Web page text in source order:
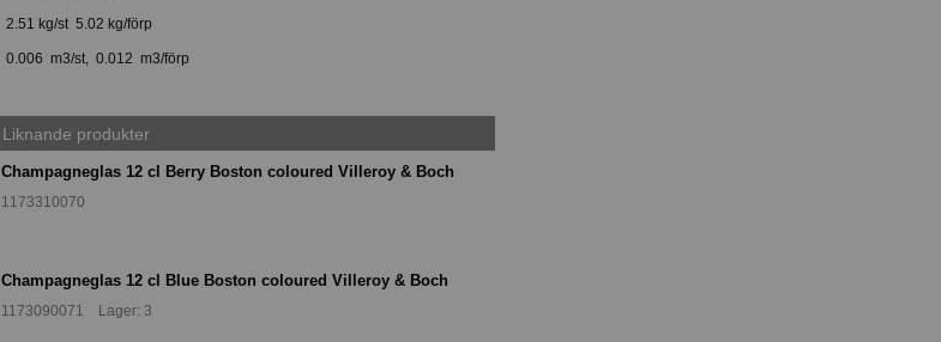
2.51 kg/st 5.02 kg/förp
0.006 m3/st, 0.012 m3/förp
Liknande produkter
Champagneglas 12 cl Berry Boston coloured Villeroy & Boch
1173310070
Champagneglas 12 cl Blue Boston coloured Villeroy & Boch
1173090071 Lager: 3